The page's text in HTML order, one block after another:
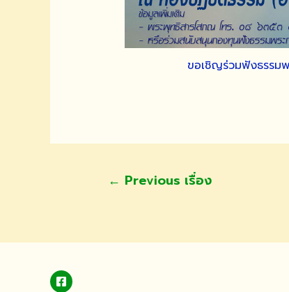
ขอเชิญร่วมฟังธรรม
← Previous เรื่อง